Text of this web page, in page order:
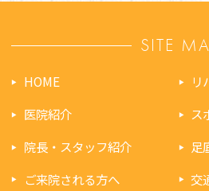
SITE
HOME
医院紹介
院長・スタッフ紹介
ご来院される方へ
リ
ス
足
交